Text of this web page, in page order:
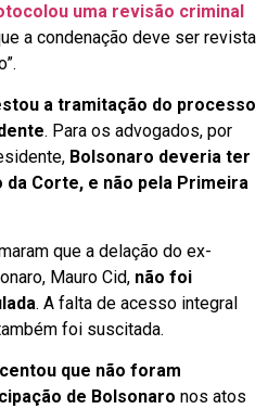
uma revisão criminal
a condenação deve ser revista
a tramitação do processo
. Para os advogados, por
Bolsonaro deveria ter
Corte, e não pela Primeira
que a delação do ex-
Mauro Cid, não foi
. A falta de acesso integral
foi suscitada.
que não foram
de Bolsonaro nos atos